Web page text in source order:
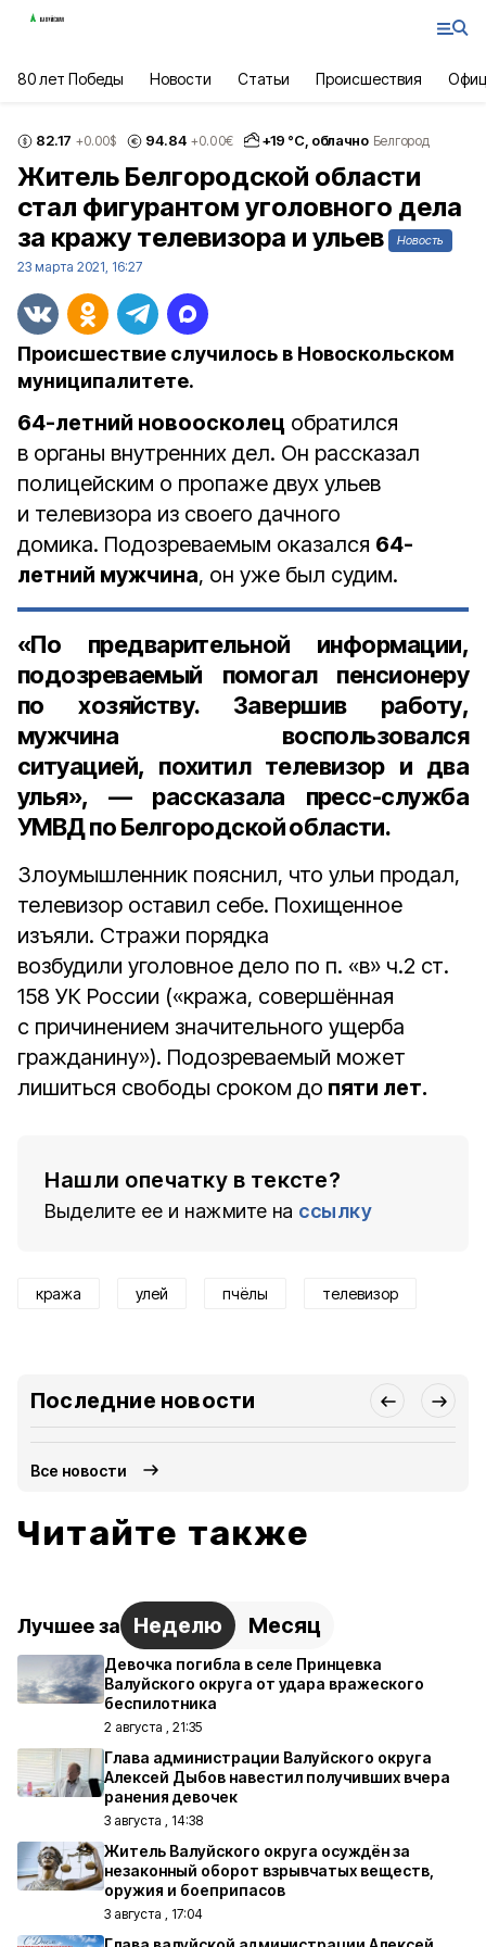
80 лет Победы Новости Статьи Происшествия
82.17 +0.00$ 94.84 +0.00€ +19 °С, облачно Белгород
Житель Белгородской области
стал фигурантом уголовного дела
за кражу телевизора и ульев
Новость
23 марта 2021, 16:27
Происшествие случилось в Новоскольском
муниципалитете.
64-летний новоосколец обратился
в органы внутренних дел. Он рассказал
полицейским о пропаже двух ульев
и телевизора из своего дачного
домика. Подозреваемым оказался 64-
летний мужчина, он уже был судим.
«По предварительной информации,
подозреваемый помогал пенсионеру
по хозяйству. Завершив работу,
мужчина воспользовался
ситуацией, похитил телевизор и два
улья», — рассказала пресс-служба
УМВД по Белгородской области.
Злоумышленник пояснил, что ульи продал,
телевизор оставил себе. Похищенное
изъяли. Стражи порядка
возбудили уголовное дело по п. «в» ч.2 ст.
158 УК России («кража, совершённая
с причинением значительного ущерба
гражданину»). Подозреваемый может
лишиться свободы сроком до пяти лет.
Нашли опечатку в тексте?
Выделите ее и нажмите на ссылку
кража улей пчёлы телевизор
Последние новости
Все новости
Читайте также
Лучшее за Неделю Месяц
Девочка погибла в селе Принцевка
Валуйского округа от удара вражеского
беспилотника
2 августа , 21:35
Глава администрации Валуйского округа
Алексей Дыбов навестил получивших вчера
ранения девочек
3 августа , 14:38
Житель Валуйского округа осуждён за
незаконный оборот взрывчатых веществ,
оружия и боеприпасов
3 августа , 17:04